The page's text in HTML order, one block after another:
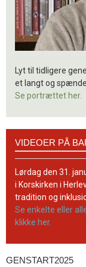
Lyt til tidligere
et langt og
Se portrættet her.
BaptistKirkens
YouTube-
kanal
VIDEOER PÅ
Lørdag den 31.
i Korskirken i
tradition og
Se enkelte eller
klikke her.
Genstart2025
GENSTART2025